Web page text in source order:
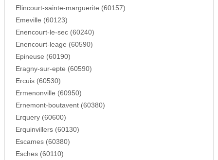
Elincourt-sainte-marguerite (60157)
Emeville (60123)
Enencourt-le-sec (60240)
Enencourt-leage (60590)
Epineuse (60190)
Eragny-sur-epte (60590)
Ercuis (60530)
Ermenonville (60950)
Ernemont-boutavent (60380)
Erquery (60600)
Erquinvillers (60130)
Escames (60380)
Esches (60110)